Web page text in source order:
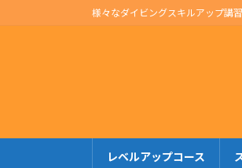
ン
キ
ビ
に
様々なダイビングスキルアップ講
レベルアップコース